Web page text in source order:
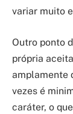
variar muito
Outro ponto
própria
amplamente
vezes é
caráter, o